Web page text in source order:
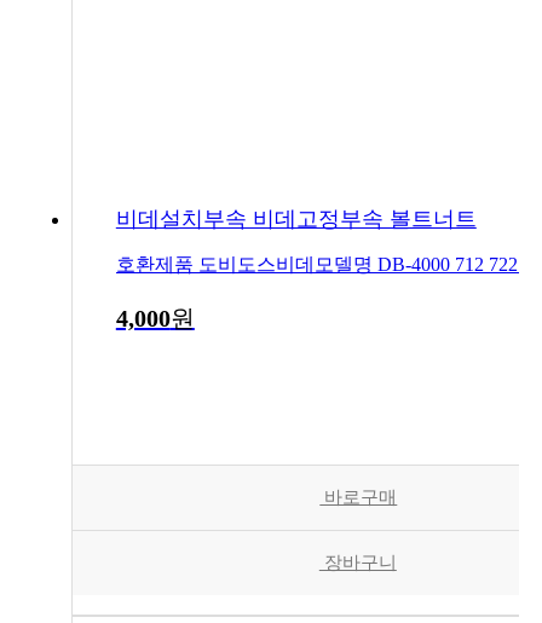
비데설치부속 비데고정부속 볼트너트
4,000원
바로구매
장바구니